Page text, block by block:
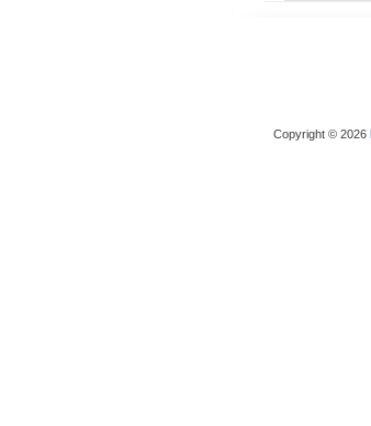
Copyright © 2026